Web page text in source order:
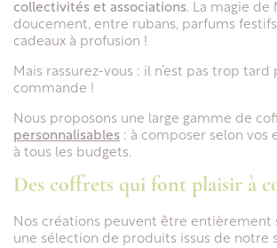
collectivités et associations. La magie de
doucement, entre rubans, parfums
cadeaux à profusion !
Mais rassurez-vous : il n’est pas trop tard
commande !
Nous proposons une large gamme de
personnalisables : à composer selon vos
à tous les budgets.
Des coffrets qui font plaisir à
Nos créations peuvent être entièrement
une sélection de produits issus de notre